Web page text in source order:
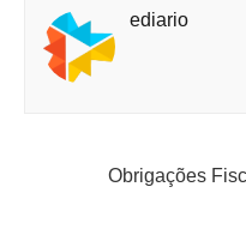
ediario
Obrigações